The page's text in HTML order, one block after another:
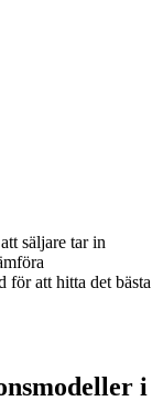
säljare tar in
för att hitta det bästa
i